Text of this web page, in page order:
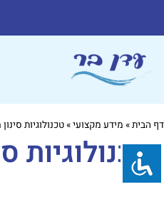
דף הבית» מידע מקצועי»טכנולוגיות